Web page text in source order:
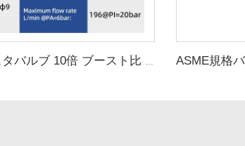
YCP-10S エアブースタバルブ 10倍 ブースト比 最大流量 196L/分